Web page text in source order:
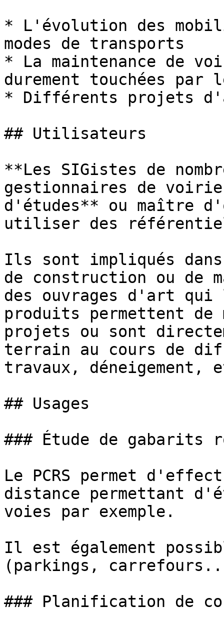
* L'évolution des
modes de transports
* La maintenance de
durement touchées
* Différents projets
## Utilisateurs
**Les SIGistes de
gestionnaires de
d'études** ou maître
utiliser des
Ils sont impliqués
de construction ou de
des ouvrages d'art qui
produits permettent
projets ou sont
terrain au cours de
travaux, déneigement,
## Usages
### Étude de gabarits
Le PCRS permet
distance permettant
voies par exemple.
Il est également
(parkings,
### Planification de